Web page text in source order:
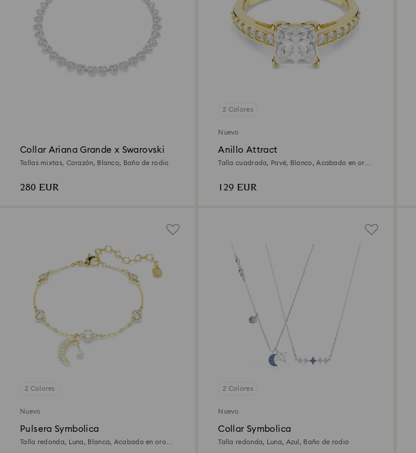
Collar Ariana Grande x Swarovski
Tallas mixtas, Corazón, Blanco, Baño de rodio
280 EUR
2 Colores
Nuevo
Anillo Attract
Talla cuadrada, Pavé, Blanco, Acabado en oro
129 EUR
2 Colores
Nuevo
Pulsera Symbolica
Talla redonda, Luna, Blanca, Acabado en oro
2 Colores
Nuevo
Collar Symbolica
Talla redonda, Luna, Azul, Baño de rodio